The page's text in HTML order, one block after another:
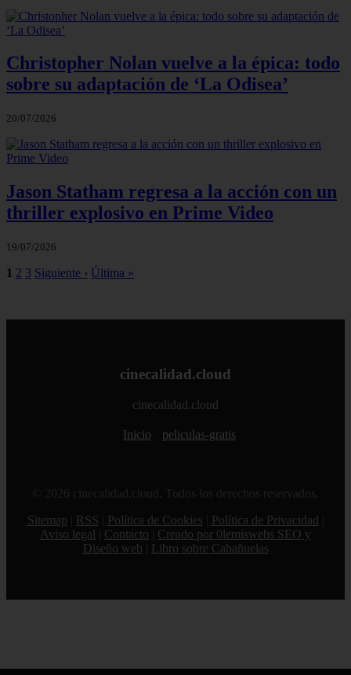
Christopher Nolan vuelve a la épica: todo
sobre su adaptación de ‘La Odisea’
20/07/2026
Jason Statham regresa a la acción con un
thriller explosivo en Prime Video
19/07/2026
1 2 3 Siguiente › Última »
cinecalidad.cloud
cinecalidad.cloud
Inicio peliculas-gratis
© 2026 cinecalidad.cloud. Todos los derechos reservados.
Sitemap
RSS Política de Cookies Política de Privacidad
Aviso legal
Contacto
Creado por 0lemiswebs SEO y
Diseño web
Libro sobre Cabañuelas